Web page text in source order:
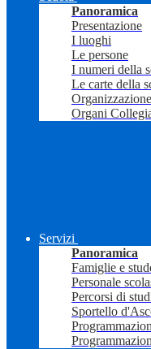
Panoramica
Presentazione
I luoghi
Le persone
I numeri della
Le carte della
Organizzazione
Organi
Servizi
Panoramica
Famiglie e
Personale
Percorsi di
Sportello